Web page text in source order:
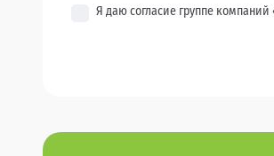
Я даю согласие группе